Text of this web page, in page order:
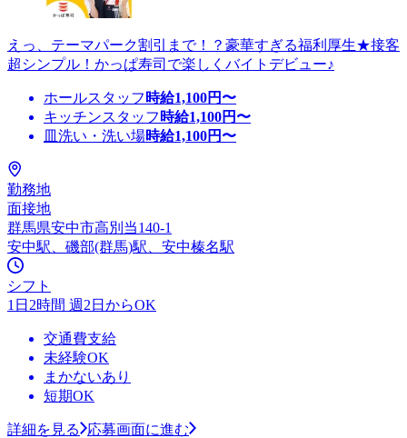
えっ、テーマパーク割引まで！？豪華すぎる福利厚生★接客
超シンプル！かっぱ寿司で楽しくバイトデビュー♪
ホールスタッフ 時給1,100円〜
キッチンスタッフ 時給1,100円〜
皿洗い・洗い場時給1,100円〜
勤務地
面接地
群馬県安中市高別当140-1
安中駅、磯部(群馬)駅、安中榛名駅
シフト
1日2時間 週2日からOK
交通費支給
未経験OK
まかないあり
短期OK
詳細を見る 応募画面に進む